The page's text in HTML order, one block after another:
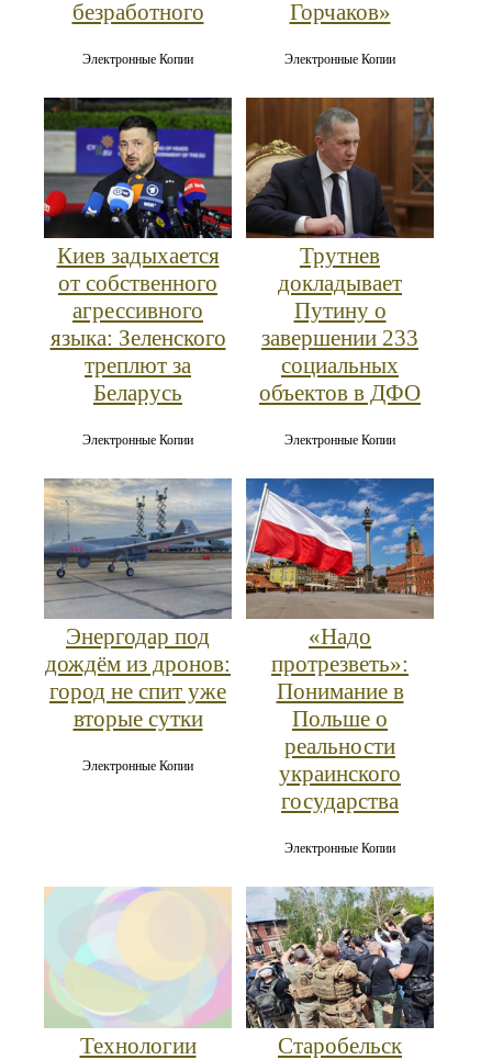
безработного
Электронные Копии
Горчаков»
Электронные Копии
Киев задыхается
от собственного
агрессивного
языка: Зеленского
треплют за
Беларусь
Электронные Копии
Трутнев
докладывает
Путину о
завершении 233
социальных
объектов в ДФО
Электронные Копии
Энергодар под
дождём из дронов:
город не спит уже
вторые сутки
Электронные Копии
«Надо
протрезветь»:
Понимание в
Польше о
реальности
украинского
государства
Электронные Копии
Технологии
Старобельск